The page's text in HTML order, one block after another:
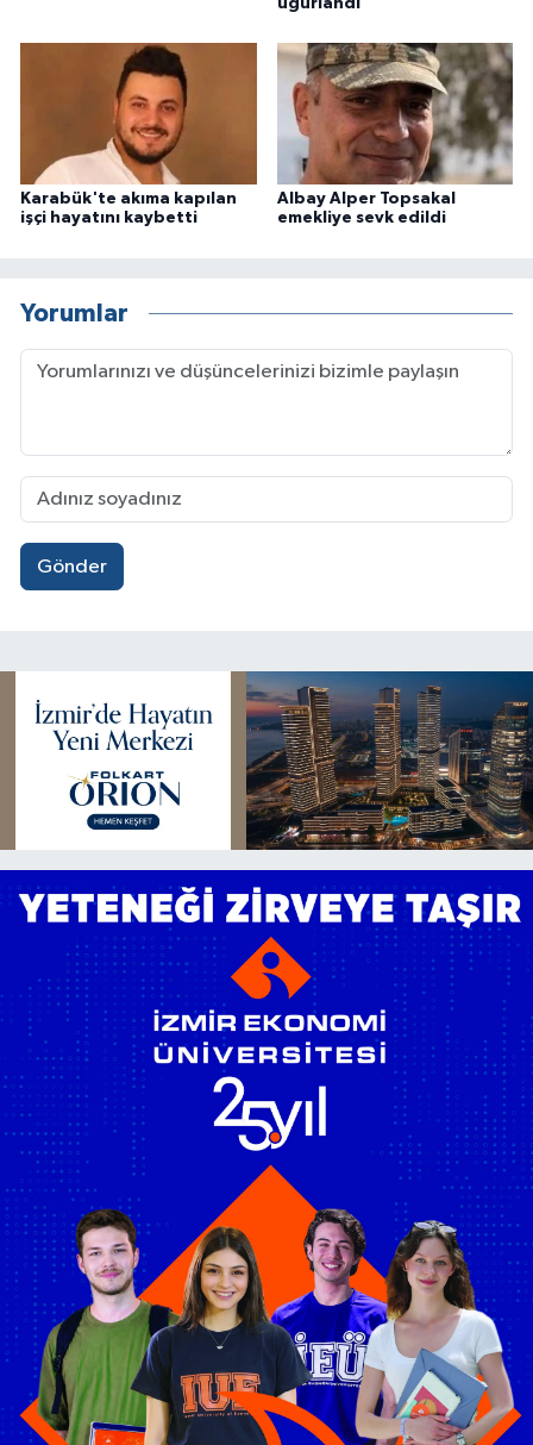
Karabük'te akıma kapılan
işçi hayatını kaybetti
Albay Alper Topsakal
emekliye sevk edildi
Yorumlar
Gönder